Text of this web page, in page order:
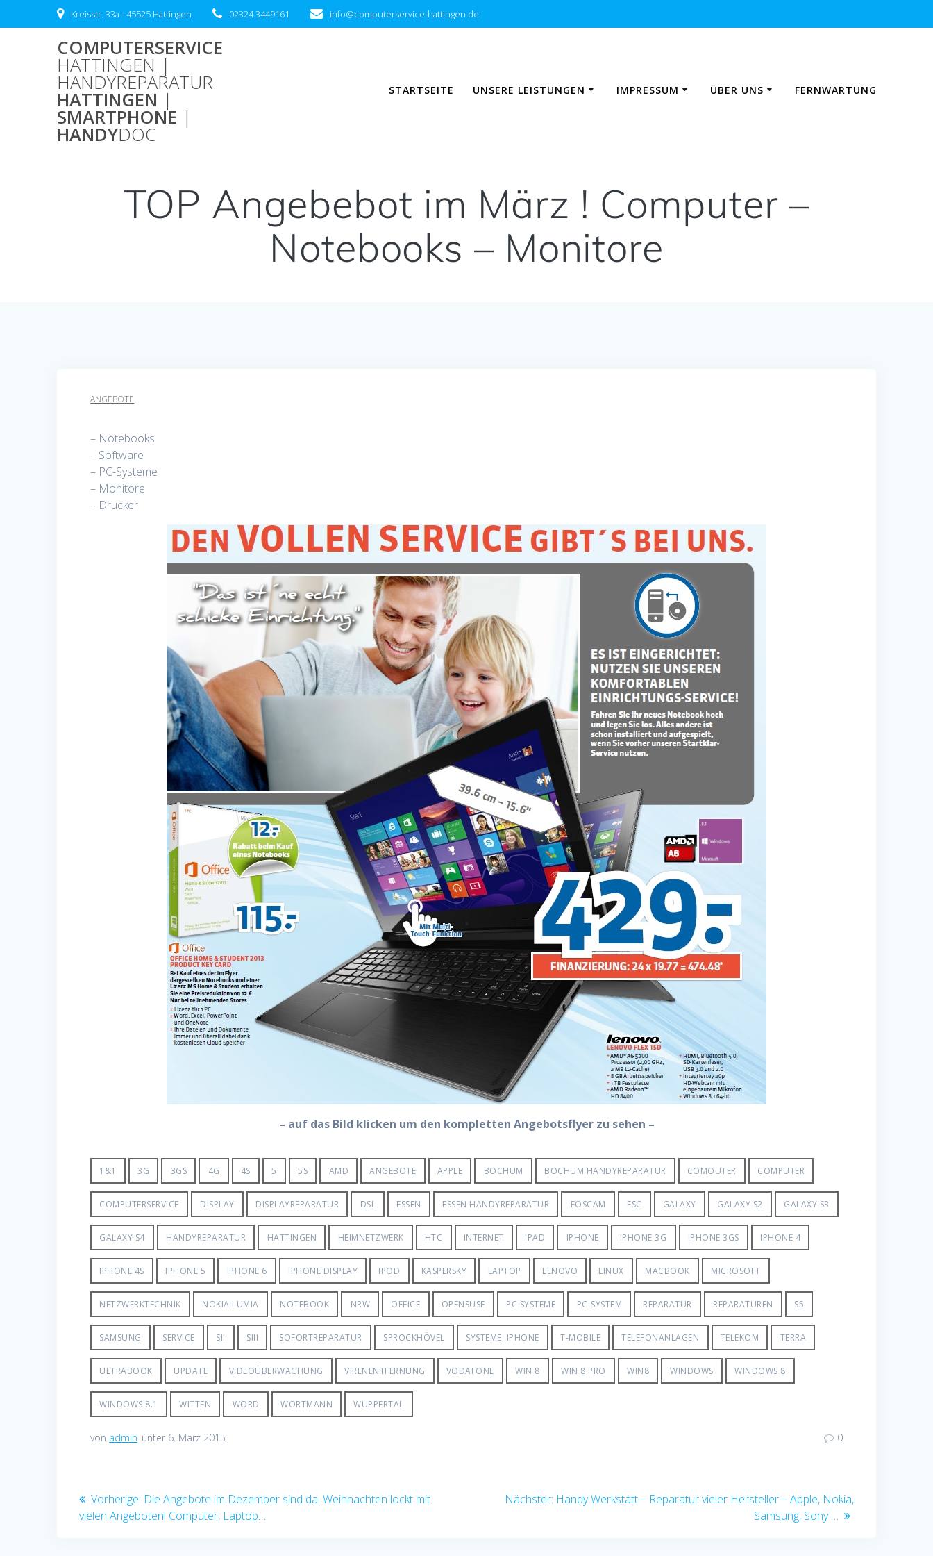
Inhalt
Kreisstr. 33a - 45525 Hattingen 02324 3449161 info@computerservice-hattingen.de
COMPUTERSERVICE
HATTINGEN |
HANDYREPARATUR
HATTINGEN |
SMARTPHONE |
HANDYDOC
STARTSEITE UNSERE LEISTUNGEN IMPRESSUM ÜBER UNS FERNWARTUNG
TOP Angebebot im März ! Computer –
Notebooks – Monitore
ANGEBOTE
– Notebooks
– Software
– PC-Systeme
– Monitore
– Drucker
– auf das Bild klicken um den kompletten Angebotsflyer zu sehen –
1&1 3G 3GS 4G 4S 5 5S AMD ANGEBOTE APPLE BOCHUM BOCHUM HANDYREPARATUR COMOUTER COMPUTER
COMPUTERSERVICE DISPLAY DISPLAYREPARATUR DSL ESSEN ESSEN HANDYREPARATUR FOSCAM FSC GALAXY GALAXY S2 GALAXY S3
GALAXY S4 HANDYREPARATUR HATTINGEN HEIMNETZWERK HTC INTERNET IPAD IPHONE IPHONE 3G IPHONE 3GS IPHONE 4
IPHONE 4S IPHONE 5 IPHONE 6 IPHONE DISPLAY IPOD KASPERSKY LAPTOP LENOVO LINUX MACBOOK MICROSOFT
NETZWERKTECHNIK NOKIA LUMIA NOTEBOOK NRW OFFICE OPENSUSE PC SYSTEME PC-SYSTEM REPARATUR REPARATUREN S5
SAMSUNG SERVICE SII SIII SOFORTREPARATUR SPROCKHÖVEL SYSTEME. IPHONE T-MOBILE TELEFONANLAGEN TELEKOM TERRA
ULTRABOOK UPDATE VIDEOÜBERWACHUNG VIRENENTFERNUNG VODAFONE WIN 8 WIN 8 PRO WIN8 WINDOWS WINDOWS 8
WINDOWS 8.1 WITTEN WORD WORTMANN WUPPERTAL
von admin unter 6. März 2015 0
Beitragsnavigation
Vorherige: Vorheriger
Beitrag:
Die Angebote im Dezember sind da. Weihnachten lockt mit
vielen Angeboten! Computer, Laptop…
Nächster: Nächster
Handy Werkstatt – Reparatur vieler Hersteller – Apple, Nokia,
Samsung, Sony …